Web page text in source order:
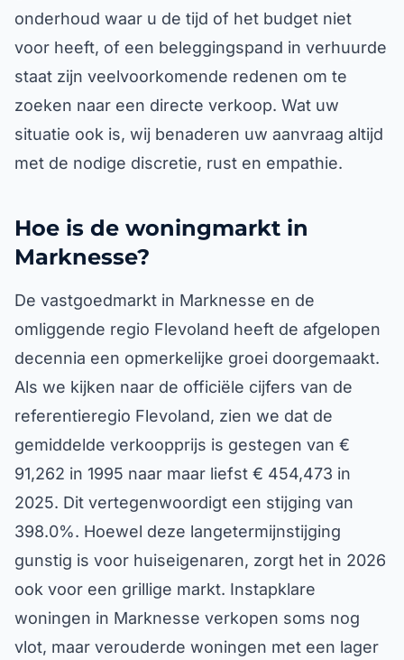
onderhoud waar u de tijd of het budget niet
voor heeft, of een beleggingspand in verhuurde
staat zijn veelvoorkomende redenen om te
zoeken naar een directe verkoop. Wat uw
situatie ook is, wij benaderen uw aanvraag altijd
met de nodige discretie, rust en empathie.
Hoe is de woningmarkt in
Marknesse?
De vastgoedmarkt in Marknesse en de
omliggende regio Flevoland heeft de afgelopen
decennia een opmerkelijke groei doorgemaakt.
Als we kijken naar de officiële cijfers van de
referentieregio Flevoland, zien we dat de
gemiddelde verkoopprijs is gestegen van €
91,262 in 1995 naar maar liefst € 454,473 in
2025. Dit vertegenwoordigt een stijging van
398.0%. Hoewel deze langetermijnstijging
gunstig is voor huiseigenaren, zorgt het in 2026
ook voor een grillige markt. Instapklare
woningen in Marknesse verkopen soms nog
vlot, maar verouderde woningen met een lager